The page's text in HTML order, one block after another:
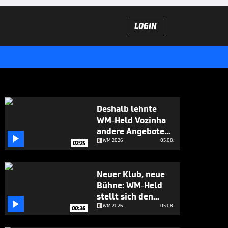
LOGIN
 02:25
Deshalb lehnte
WM-Held Vozinha
andere Angebote
abWM 2026 05.08.
 00:36
Neuer Klub, neue
Bühne: WM-Held
stellt sich den
Fragen
WM 2026 05.08.